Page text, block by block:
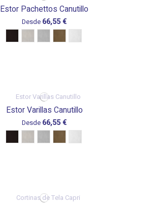
Estor Pachettos Canutillo
Desde 66,55 €
Estor Varillas Canutillo
Desde 66,55 €